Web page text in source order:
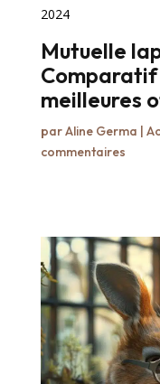
2024
Mutuelle
Comparatif
meilleures
parAline Germa |
commentaires